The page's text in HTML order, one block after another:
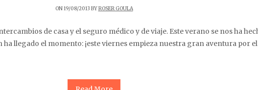
ON 19/08/2013 BYROSER GOULA
llegado el momento: ¡este viernes empieza nuestra gran aventura por el